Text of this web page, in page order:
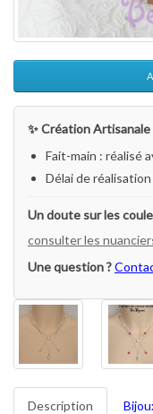
✨ Création
Fait-main : réalisé
Délai de réalisation
Un doute sur les
consulter les
Une question ?
Description